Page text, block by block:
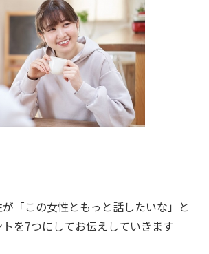
「この女性ともっと話したいな」と
を7つにしてお伝えしていきます